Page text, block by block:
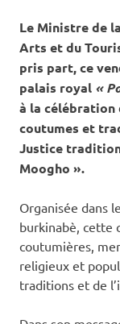
Le Ministre de
Arts et du
pris part, ce
palais royal «
à la célébration
coutumes et
Justice
Moogho ».
‎Organisée dans
burkinabè, cette
coutumières,
religieux et
traditions et de